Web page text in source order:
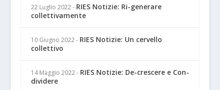
22 Luglio 2022 - RIES Notizie: Ri-generare
collettivamente
10 Giugno 2022 - RIES Notizie: Un cervello
collettivo
14 Maggio 2022 - RIES Notizie: De-crescere e Con-
dividere